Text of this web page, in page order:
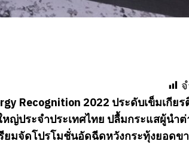
Recognition 2022 ประดับเข็มเกีย
ญ่ประจำประเทศไทย ปลื้มกระแสผู้นำ
มจัดโปรโมชั่นอัดฉีดหวังกระทุ้งยอดข